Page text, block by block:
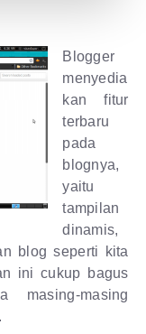
Blogger
menyedia
kan fitur
terbaru
pada
blognya,
yaitu
tampilan
dinamis,
blog seperti kita
ini cukup bagus
masing-masing